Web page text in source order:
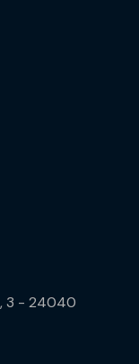
3 - 24040